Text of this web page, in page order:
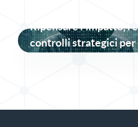
Ripensare l'impatto,
controlli strategici per